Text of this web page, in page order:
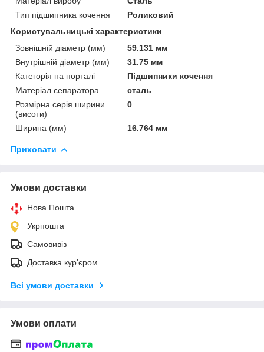
Тип підшипника кочення
Роликовий
Користувальницькі характеристики
Зовнішній діаметр (мм)
59.131 мм
Внутрішній діаметр (мм)
31.75 мм
Категорія на порталі
Підшипники кочення
Матеріал сепаратора
сталь
Розмірна серія ширини
(висоти)
0
Ширина (мм) 16.764 мм
Приховати
Умови доставки
Нова Пошта
Укрпошта
Самовивіз
Доставка кур'єром
Всі умови доставки
Умови оплати